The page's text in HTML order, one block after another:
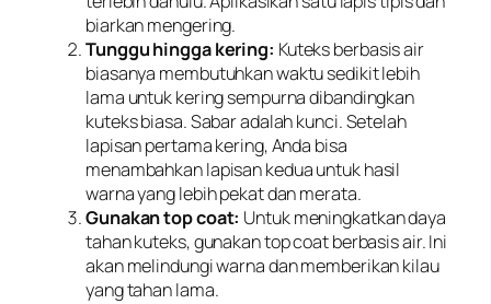
biarkan mengering.
Tunggu hingga kering: Kuteks berbasis air
biasanya membutuhkan waktu sedikit lebih
lama untuk kering sempurna dibandingkan
kuteks biasa. Sabar adalah kunci. Setelah
lapisan pertama kering, Anda bisa
menambahkan lapisan kedua untuk hasil
warna yang lebih pekat dan merata.
Gunakan top coat: Untuk meningkatkan daya
tahan kuteks, gunakan top coat berbasis air. Ini
akan melindungi warna dan memberikan kilau
yang tahan lama.